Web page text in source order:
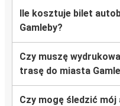
Ile kosztuje bilet
Gamleby?
Czy muszę
trasę do miasta
Czy mogę śledzić